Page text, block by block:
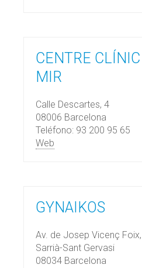
CENTRE
MIR
Calle Descartes, 4
08006 Barcelona
Teléfono: 93 200 95 65
Web
GYNAIKOS
Av. de Josep Vicenç
Sarrià-Sant Gervasi
08034 Barcelona